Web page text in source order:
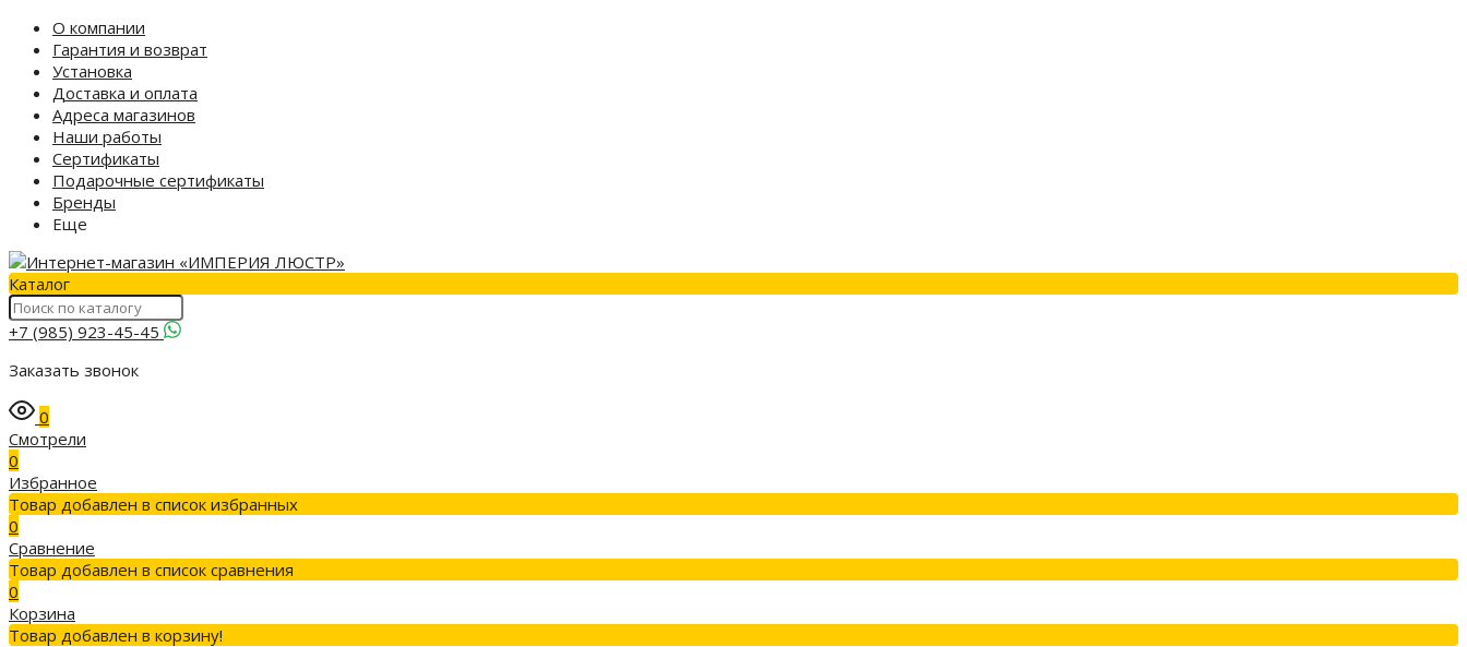
О компании
Гарантия и возврат
Установка
Доставка и оплата
Адреса магазинов
Наши работы
Сертификаты
Подарочные сертификаты
Бренды
Еще
Каталог
+7 (985) 923-45-45
Заказать звонок
0
Смотрели
0
Избранное
Товар добавлен в список избранных
0
Сравнение
Товар добавлен в список сравнения
0
Корзина
Товар добавлен в корзину!